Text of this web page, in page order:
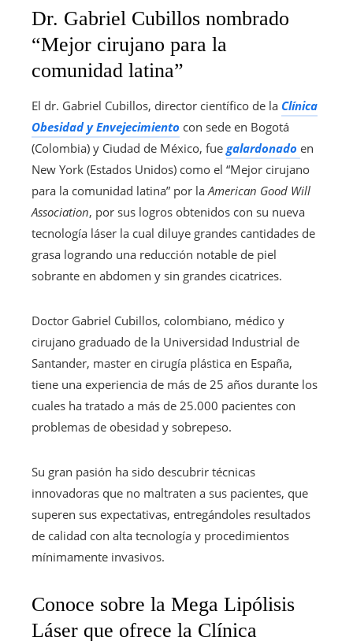
Dr. Gabriel Cubillos nombrado
“Mejor cirujano para la
comunidad latina”
El dr. Gabriel Cubillos, director científico de la Clínica
Obesidad y Envejecimiento con sede en Bogotá
(Colombia) y Ciudad de México, fue galardonado en
New York (Estados Unidos) como el “Mejor cirujano
para la comunidad latina” por la American Good Will
Association, por sus logros obtenidos con su nueva
tecnología láser la cual diluye grandes cantidades de
grasa logrando una reducción notable de piel
sobrante en abdomen y sin grandes cicatrices.
Doctor Gabriel Cubillos, colombiano, médico y
cirujano graduado de la Universidad Industrial de
Santander, master en cirugía plástica en España,
tiene una experiencia de más de 25 años durante los
cuales ha tratado a más de 25.000 pacientes con
problemas de obesidad y sobrepeso.
Su gran pasión ha sido descubrir técnicas
innovadoras que no maltraten a sus pacientes, que
superen sus expectativas, entregándoles resultados
de calidad con alta tecnología y procedimientos
mínimamente invasivos.
Conoce sobre la Mega Lipólisis
Láser que ofrece la Clínica